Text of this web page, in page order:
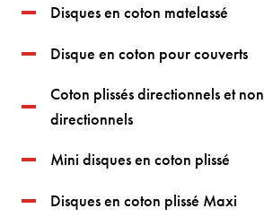
Disques en coton matelassé
Disque en coton pour couverts
Coton plissés directionnels et non
directionnels
Mini disques en coton plissé
Disques en coton plissé Maxi